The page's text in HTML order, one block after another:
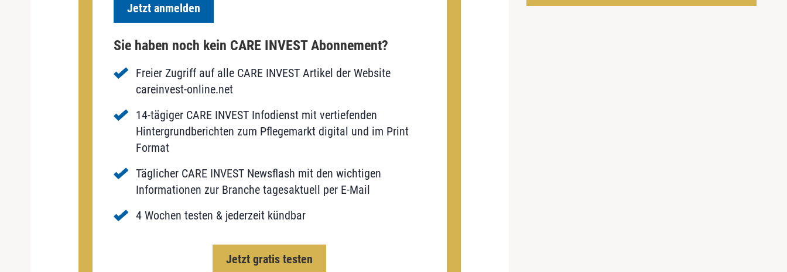
Jetzt anmelden
Sie haben noch kein CARE INVEST Abonnement?
Freier Zugriff auf alle CARE INVEST Artikel der Website
careinvest-online.net
14-tägiger CARE INVEST Infodienst mit vertiefenden
Hintergrundberichten zum Pflegemarkt digital und im Print
Format
Täglicher CARE INVEST Newsflash mit den wichtigen
Informationen zur Branche tagesaktuell per E-Mail
4 Wochen testen & jederzeit kündbar
Jetzt gratis testen